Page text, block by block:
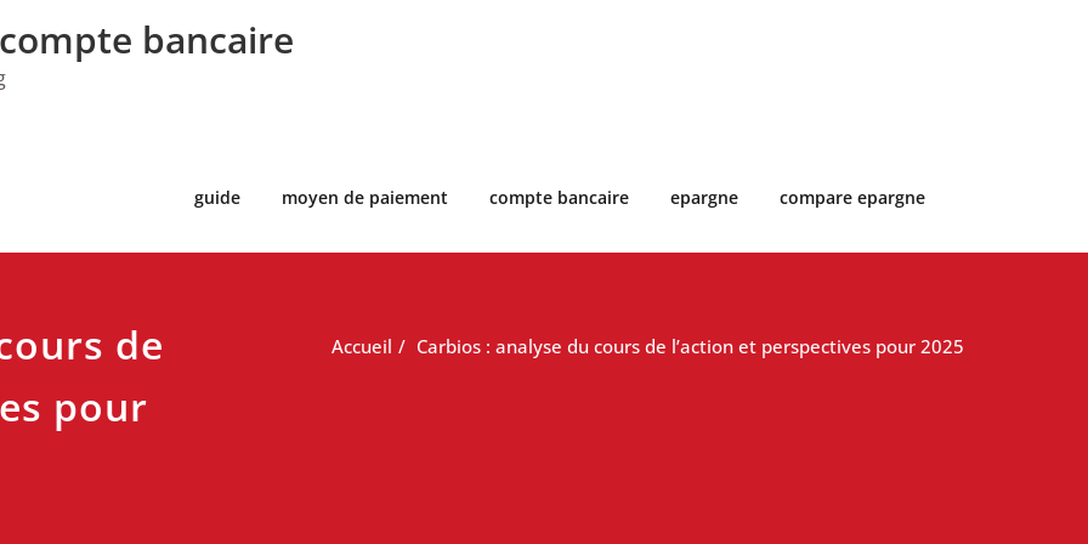
bancaire
guide moyen de paiement compte bancaire epargne compare epargne
de
pour
Accueil Carbios : analyse du cours de l’action et perspectives pour 2025